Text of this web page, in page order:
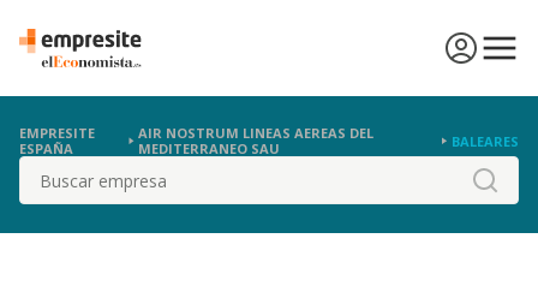
EMPRESITE
ESPAÑA
AIR NOSTRUM LINEAS AEREAS DEL
MEDITERRANEO SAU
BALEARES
Buscar